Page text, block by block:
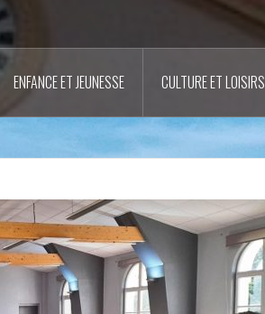
ENFANCE ET JEUNESSE CULTURE ET LOISIRS